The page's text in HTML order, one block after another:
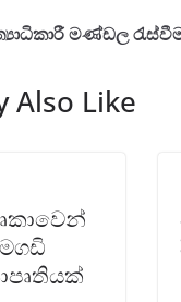
මණ්ඩල
Also Like